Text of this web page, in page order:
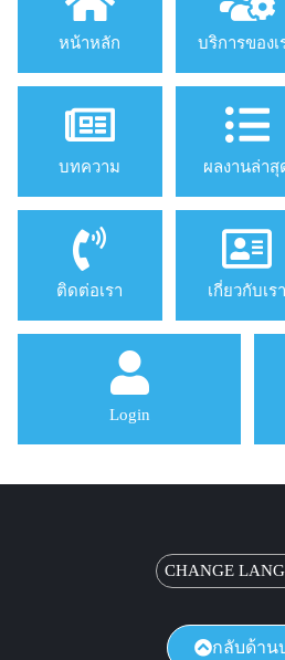
หน้าหลัก บริการของเ
บทความ ผลงานล่าสุ
ติดต่อเรา เกี่ยวกับเรา
Login
CHANGE
กลับด้าน